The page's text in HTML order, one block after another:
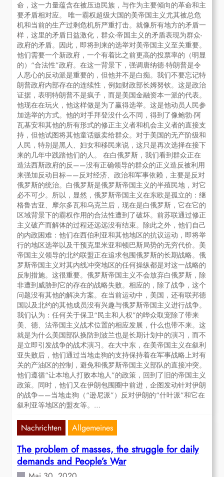
命，这一力量蕴含在被压迫民族，与作为主要倾向的革命和主
要矛盾相对应。 唯一霸权超级大国的美帝国主义尤其被总危
机和当前的生产过剩危机所严重打击。就像所有地方的矛盾一
样，这里的矛盾日益激化，群众-帝国主义的矛盾表现为群众-
政府的矛盾。因此，即将到来的选举对美帝国主义至关重要。
他们需要一个新政府，一个有着比之前更高的投票率的（明显
的）“合法性”政府。在这一背景下，强调唐纳德·特朗普是令
人恶心的反动派是重要的，但他并不是白痴。我们不要忘记特
朗普政府内部存在的连续性，例如财政部长姆努钦。这是政治
证据，表明特朗普不是疯子，而是美国金融资本一派的代表。
他现在在玩火，他这样做是为了赢得选举。这是他动员人民参
加选举的方式。他的对手拜登没什么不同，得到了像鲍勃·阿
瓦基安和其他的所有形式的修正主义者和机会主义者的直接支
持，但他试图将其他童话贩卖给群众。对于美国的无产阶级和
人民，特别是黑人、妇女和移民来说，这只是再次选择在接下
来的几年中践踏他们的人。 在白俄罗斯，我们看到群众正在
造法西斯政府的反——没有正确领导的群众的正义造反被利用
来强加反动目标——反对经济、政治和军事依赖，主要是反对
俄罗斯的统治。白俄罗斯是俄罗斯帝国主义的半殖民地，对它
必不可少。所以，显然，俄罗斯帝国主义在东欧是孤立的：继
格鲁吉亚、摩尔多瓦和乌克兰后，现在是白俄罗斯，它在它的
区域背景下的霸权作用的合法性遭到了破坏。前苏联通过修正
主义破产而解体的过程还远远没有结束。除此之外，他们自己
的内政困难：他们在西伯利亚和其他地区的抗议运动，即将举
行的地区选举以及干预克里米亚和顿巴斯局势的无穷代价。美
帝国主义领导的北约联盟正在追求包围俄罗斯的长期战略。俄
罗斯帝国主义对其内线冲突地区的任何操纵都是对这一战略的
反制措施。这很重要。俄罗斯帝国主义不会放弃白俄罗斯，除
非遭到威胁到它的存在的战略失败。相应的，除了战争，这个
问题没有其他的解决方案。在当前运动中，美国，还有联邦德
国以及北约的其他成员没有兴趣与俄罗斯帝国主义进行战争。
我们认为：任何关于保卫“民主和人权”的哗众取宠除了带来
美、德、法帝国主义战术位置的相应发展，什么也带不来。这
就是为什么美国部队换防到波兰也是长期计划中的演习，而不
是立即引发战争的战术演习。在大中东，在美帝国主义在叙利
亚失败后，他们通过当地走狗的支持保持着在军事战略上对有
关的产油区的控制，避免和俄罗斯帝国主义部队的直接冲突。
他们遵循“让本地人打败本地人”的政策，回到了旧的帝国主义
政策。同时，他们又在伊朗包围圈中前进，企图发动针对伊朗
的战争——当地走狗（“逊尼派”）反对伊朗的“什叶派”和它在
叙利亚等地区的盟友等。…
Nachrichten Allgemeines
The problem of masses, the struggle for daily
demands and People’s War